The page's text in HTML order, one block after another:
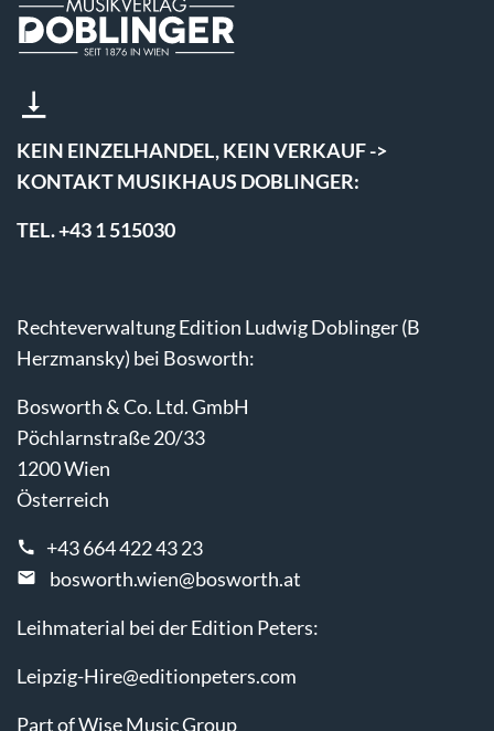
KEIN EINZELHANDEL, KEIN VERKAUF ->
KONTAKT MUSIKHAUS DOBLINGER:
TEL. +43 1 515030
Rechteverwaltung Edition Ludwig Doblinger (B
Herzmansky) bei Bosworth:
Bosworth & Co. Ltd. GmbH
Pöchlarnstraße 20/33
1200 Wien
Österreich
+43 664 422 43 23
bosworth.wien@bosworth.at
Leihmaterial bei der Edition Peters:
Leipzig-Hire@editionpeters.com
Part of Wise Music Group